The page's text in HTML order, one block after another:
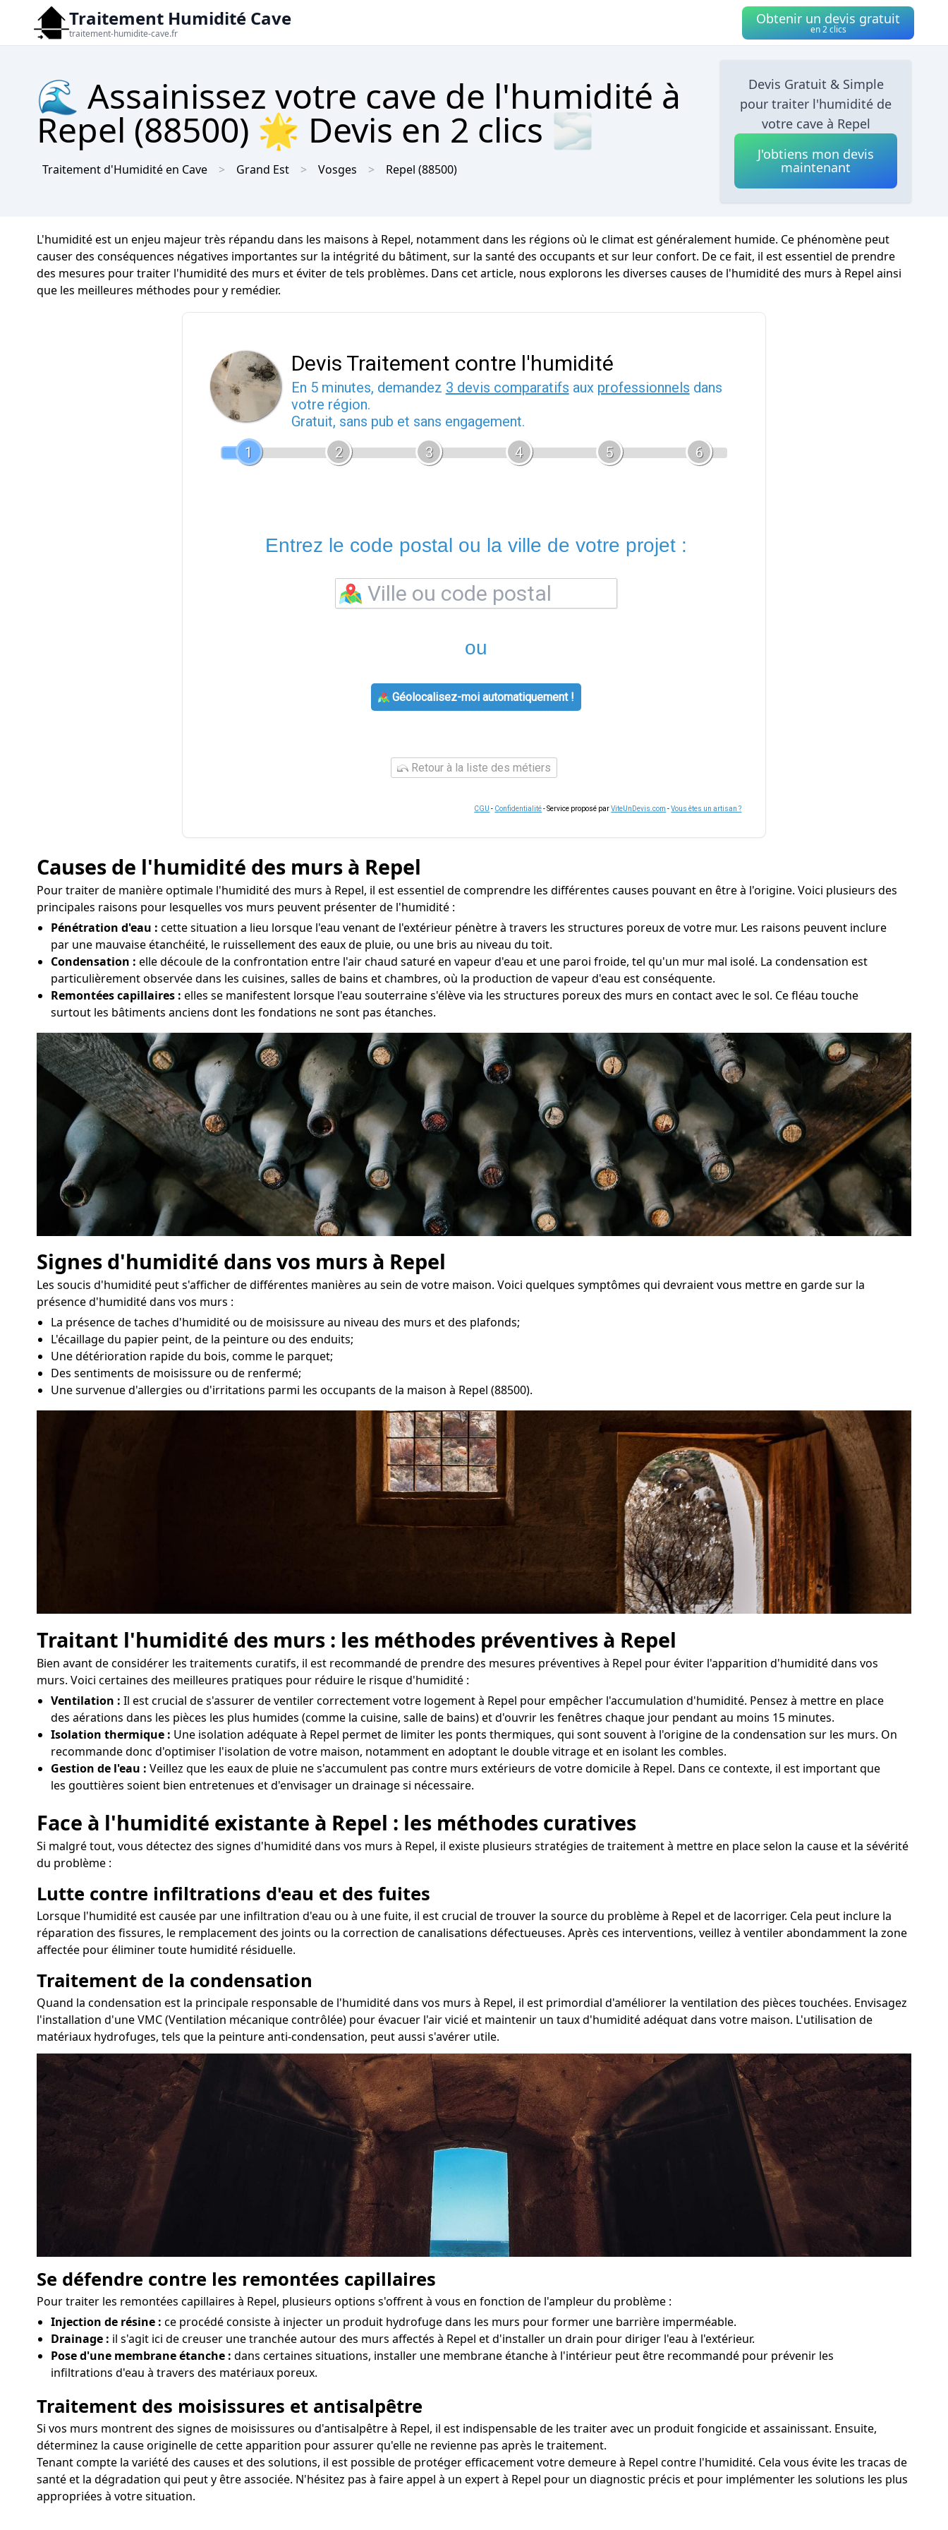
Traitement Humidité Cave
traitement-humidite-cave.fr
Obtenir un devis gratuit
en 2 clics
🌊 Assainissez votre cave de l'humidité à
Repel (88500) 🌟 Devis en 2 clics 🌫
Traitement d'Humidité en Cave Grand Est Vosges Repel (88500)
Devis Gratuit & Simple
pour traiter l'humidité de
votre cave à Repel
J'obtiens mon devis
maintenant
L'humidité est un enjeu majeur très répandu dans les maisons à Repel, notamment dans les régions où le climat est généralement humide. Ce phénomène peut
causer des conséquences négatives importantes sur la intégrité du bâtiment, sur la santé des occupants et sur leur confort. De ce fait, il est essentiel de prendre
des mesures pour traiter l'humidité des murs et éviter de tels problèmes. Dans cet article, nous explorons les diverses causes de l'humidité des murs à Repel ainsi
que les meilleures méthodes pour y remédier.
Devis Traitement contre l'humidité
En 5 minutes, demandez 3 devis comparatifs aux professionnels dans
votre région.
Gratuit, sans pub et sans engagement.
1
2 3 4 5 6
Entrez le code postal ou la ville de votre projet :
ou
Géolocalisez-moi automatiquement !
Retour à la liste des métiers
CGU - Confidentialité- Service proposé parViteUnDevis.com -Vous êtes un artisan ?
Causes de l'humidité des murs à Repel
Pour traiter de manière optimale l'humidité des murs à Repel, il est essentiel de comprendre les différentes causes pouvant en être à l'origine. Voici plusieurs des
principales raisons pour lesquelles vos murs peuvent présenter de l'humidité :
Pénétration d'eau : cette situation a lieu lorsque l'eau venant de l'extérieur pénètre à travers les structures poreux de votre mur. Les raisons peuvent inclure
par une mauvaise étanchéité, le ruissellement des eaux de pluie, ou une bris au niveau du toit.
Condensation : elle découle de la confrontation entre l'air chaud saturé en vapeur d'eau et une paroi froide, tel qu'un mur mal isolé. La condensation est
particulièrement observée dans les cuisines, salles de bains et chambres, où la production de vapeur d'eau est conséquente.
Remontées capillaires : elles se manifestent lorsque l'eau souterraine s'élève via les structures poreux des murs en contact avec le sol. Ce fléau touche
surtout les bâtiments anciens dont les fondations ne sont pas étanches.
Signes d'humidité dans vos murs à Repel
Les soucis d'humidité peut s'afficher de différentes manières au sein de votre maison. Voici quelques symptômes qui devraient vous mettre en garde sur la
présence d'humidité dans vos murs :
La présence de taches d'humidité ou de moisissure au niveau des murs et des plafonds;
L'écaillage du papier peint, de la peinture ou des enduits;
Une détérioration rapide du bois, comme le parquet;
Des sentiments de moisissure ou de renfermé;
Une survenue d'allergies ou d'irritations parmi les occupants de la maison à Repel (88500).
Traitant l'humidité des murs : les méthodes préventives à Repel
Bien avant de considérer les traitements curatifs, il est recommandé de prendre des mesures préventives à Repel pour éviter l'apparition d'humidité dans vos
murs. Voici certaines des meilleures pratiques pour réduire le risque d'humidité :
Ventilation : Il est crucial de s'assurer de ventiler correctement votre logement à Repel pour empêcher l'accumulation d'humidité. Pensez à mettre en place
des aérations dans les pièces les plus humides (comme la cuisine, salle de bains) et d'ouvrir les fenêtres chaque jour pendant au moins 15 minutes.
Isolation thermique : Une isolation adéquate à Repel permet de limiter les ponts thermiques, qui sont souvent à l'origine de la condensation sur les murs. On
recommande donc d'optimiser l'isolation de votre maison, notamment en adoptant le double vitrage et en isolant les combles.
Gestion de l'eau : Veillez que les eaux de pluie ne s'accumulent pas contre murs extérieurs de votre domicile à Repel. Dans ce contexte, il est important que
les gouttières soient bien entretenues et d'envisager un drainage si nécessaire.
Face à l'humidité existante à Repel : les méthodes curatives
Si malgré tout, vous détectez des signes d'humidité dans vos murs à Repel, il existe plusieurs stratégies de traitement à mettre en place selon la cause et la sévérité
du problème :
Lutte contre infiltrations d'eau et des fuites
Lorsque l'humidité est causée par une infiltration d'eau ou à une fuite, il est crucial de trouver la source du problème à Repel et de lacorriger. Cela peut inclure la
réparation des fissures, le remplacement des joints ou la correction de canalisations défectueuses. Après ces interventions, veillez à ventiler abondamment la zone
affectée pour éliminer toute humidité résiduelle.
Traitement de la condensation
Quand la condensation est la principale responsable de l'humidité dans vos murs à Repel, il est primordial d'améliorer la ventilation des pièces touchées. Envisagez
l'installation d'une VMC (Ventilation mécanique contrôlée) pour évacuer l'air vicié et maintenir un taux d'humidité adéquat dans votre maison. L'utilisation de
matériaux hydrofuges, tels que la peinture anti-condensation, peut aussi s'avérer utile.
Se défendre contre les remontées capillaires
Pour traiter les remontées capillaires à Repel, plusieurs options s'offrent à vous en fonction de l'ampleur du problème :
Injection de résine : ce procédé consiste à injecter un produit hydrofuge dans les murs pour former une barrière imperméable.
Drainage : il s'agit ici de creuser une tranchée autour des murs affectés à Repel et d'installer un drain pour diriger l'eau à l'extérieur.
Pose d'une membrane étanche : dans certaines situations, installer une membrane étanche à l'intérieur peut être recommandé pour prévenir les
infiltrations d'eau à travers des matériaux poreux.
Traitement des moisissures et antisalpêtre
Si vos murs montrent des signes de moisissures ou d'antisalpêtre à Repel, il est indispensable de les traiter avec un produit fongicide et assainissant. Ensuite,
déterminez la cause originelle de cette apparition pour assurer qu'elle ne revienne pas après le traitement.
Tenant compte la variété des causes et des solutions, il est possible de protéger efficacement votre demeure à Repel contre l'humidité. Cela vous évite les tracas de
santé et la dégradation qui peut y être associée. N'hésitez pas à faire appel à un expert à Repel pour un diagnostic précis et pour implémenter les solutions les plus
appropriées à votre situation.